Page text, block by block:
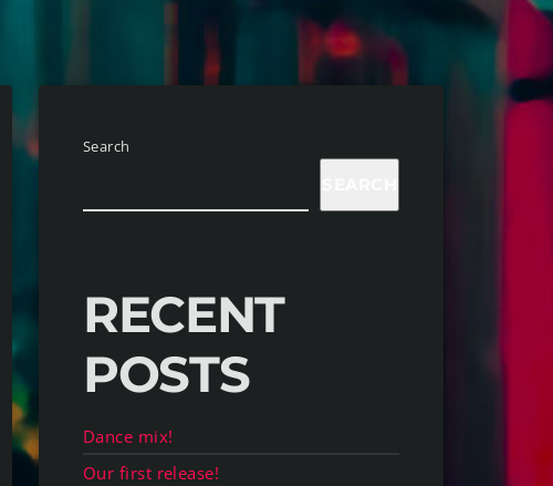
Search
RECENT
POSTS
Dance mix!
Our first release!